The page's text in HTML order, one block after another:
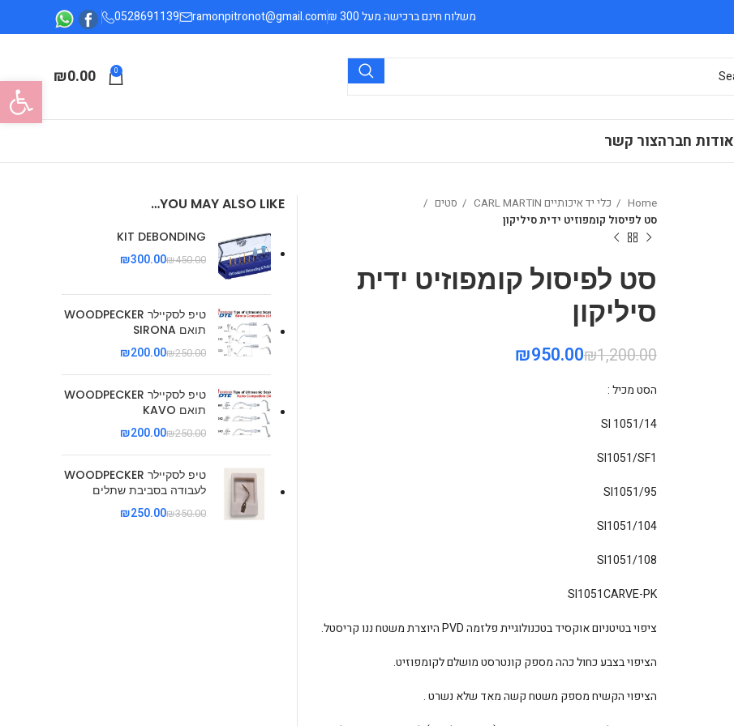
פתח
משלוח חינם ברכישה מעל 300 ₪ ramonpitronot@gmail.com
0528691139
0
₪0.00
אודות חברהצור קשר
Home כלי יד איכותיים CARL MARTIN
סטים
סט לפיסול קומפוזיט ידית סיליקון
סט לפיסול קומפוזיט ידית
סיליקון
₪1,200.00
₪950.00
הסט מכיל :
SI 1051/14
SI1051/SF1
SI1051/95
SI1051/104
SI1051/108
SI1051CARVE-PK
ציפוי בטיטניום אוקסיד בטכנולוגיית פלזמה PVD היוצרת משטח ננו קריסטל.
הציפוי בצבע כחול כהה מספק קונטרסט מושלם לקומפוזיט.
הציפוי הקשיח מספק משטח קשה מאד שלא נשרט .
YOU MAY ALSO LIKE…
KIT DEBONDING
₪450.00
₪300.00
טיפ לסקיילר WOODPECKER
תואם SIRONA
₪250.00
₪200.00
טיפ לסקיילר WOODPECKER
תואם KAVO
₪250.00
₪200.00
טיפ לסקיילר WOODPECKER
לעבודה בסביבת שתלים
₪350.00
₪250.00